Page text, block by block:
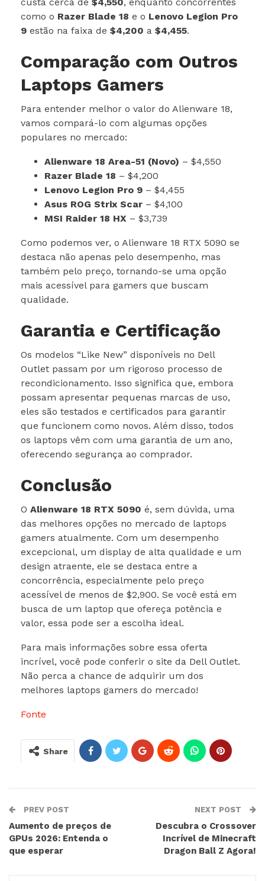
como o Razer Blade 18 e o Lenovo Legion Pro
9 estão na faixa de $4,200 a $4,455.
Comparação com Outros
Laptops Gamers
Para entender melhor o valor do Alienware 18,
vamos compará-lo com algumas opções
populares no mercado:
Alienware 18 Area-51 (Novo) – $4,550
Razer Blade 18 – $4,200
Lenovo Legion Pro 9 – $4,455
Asus ROG Strix Scar – $4,100
MSI Raider 18 HX – $3,739
Como podemos ver, o Alienware 18 RTX 5090 se
destaca não apenas pelo desempenho, mas
também pelo preço, tornando-se uma opção
mais acessível para gamers que buscam
qualidade.
Garantia e Certificação
Os modelos “Like New” disponíveis no Dell
Outlet passam por um rigoroso processo de
recondicionamento. Isso significa que, embora
possam apresentar pequenas marcas de uso,
eles são testados e certificados para garantir
que funcionem como novos. Além disso, todos
os laptops vêm com uma garantia de um ano,
oferecendo segurança ao comprador.
Conclusão
O Alienware 18 RTX 5090 é, sem dúvida, uma
das melhores opções no mercado de laptops
gamers atualmente. Com um desempenho
excepcional, um display de alta qualidade e um
design atraente, ele se destaca entre a
concorrência, especialmente pelo preço
acessível de menos de $2,900. Se você está em
busca de um laptop que ofereça potência e
valor, essa pode ser a escolha ideal.
Para mais informações sobre essa oferta
incrível, você pode conferir o site da Dell Outlet.
Não perca a chance de adquirir um dos
melhores laptops gamers do mercado!
Fonte
Share
PREV POST
Aumento de preços de
GPUs 2026: Entenda o
que esperar
NEXT POST
Descubra o Crossover
Incrível de Minecraft
Dragon Ball Z Agora!